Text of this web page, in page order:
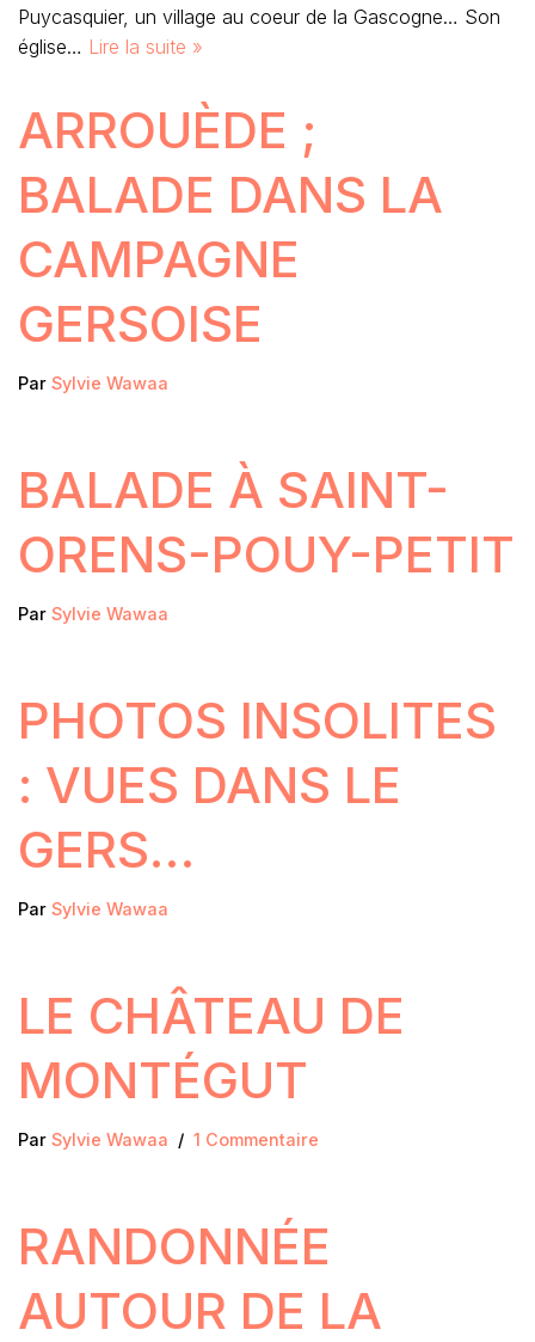
Puycasquier, un village au coeur de la Gascogne… Son
église… Lire la suite »
ARROUÈDE ;
BALADE DANS LA
CAMPAGNE
GERSOISE
Par Sylvie Wawaa
BALADE À SAINT-
ORENS-POUY-PETIT
Par Sylvie Wawaa
PHOTOS INSOLITES
: VUES DANS LE
GERS…
Par Sylvie Wawaa
LE CHÂTEAU DE
MONTÉGUT
Par Sylvie Wawaa 1 Commentaire
RANDONNÉE
AUTOUR DE LA